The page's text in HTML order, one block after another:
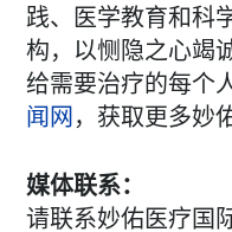
践、医学教育和科
构，以恻隐之心竭
给需要治疗的每个
闻网 ，获取更多妙
媒体联系：
请联系妙佑医疗国